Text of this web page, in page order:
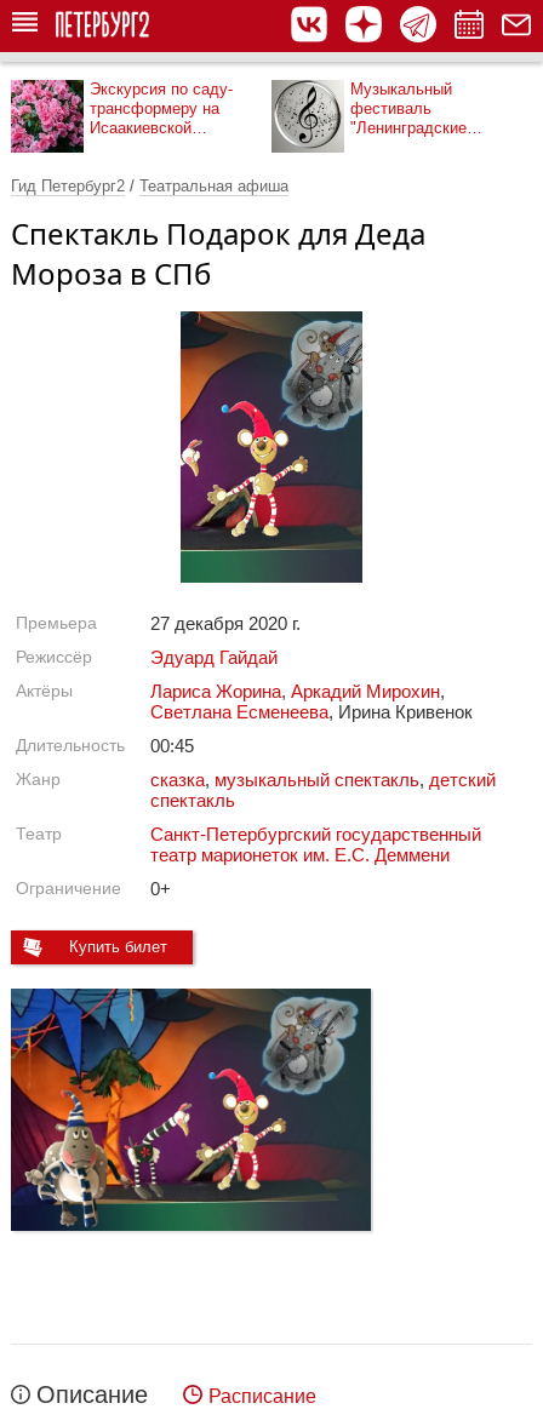
Экскурсия по саду-
трансформеру на
Исаакиевской
Музыкальный
фестиваль
"Ленинградские
Гид Петербург2 / Театральная афиша
Спектакль Подарок для Деда
Мороза в СПб
Премьера 27 декабря 2020 г.
Режиссёр Эдуард Гайдай
Актёры Лариса Жорина, Аркадий Мирохин,
Светлана Есменеева, Ирина Кривенок
Длительность 00:45
Жанр сказка, музыкальный спектакль, детский
спектакль
Театр
Санкт-Петербургский государственный
театр марионеток им. Е.С. Деммени
Ограничение 0+
Купить билет
Описание Расписание